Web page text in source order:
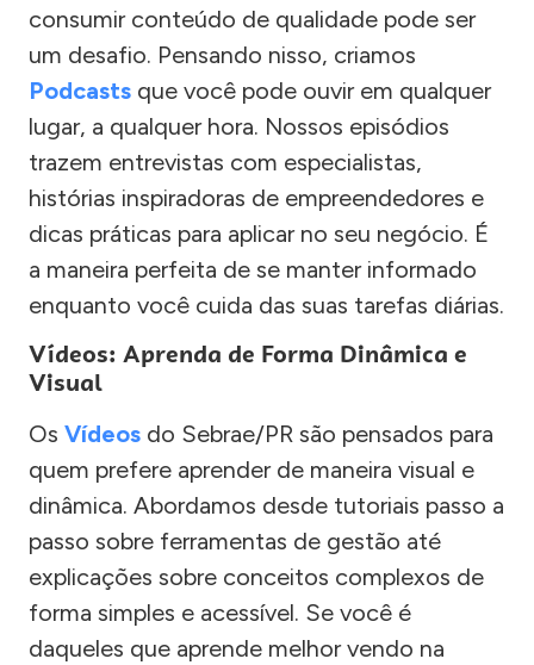
consumir conteúdo de qualidade pode ser
um desafio. Pensando nisso, criamos
Podcasts que você pode ouvir em qualquer
lugar, a qualquer hora. Nossos episódios
trazem entrevistas com especialistas,
histórias inspiradoras de empreendedores e
dicas práticas para aplicar no seu negócio. É
a maneira perfeita de se manter informado
enquanto você cuida das suas tarefas diárias.
Vídeos: Aprenda de Forma Dinâmica e
Visual
Os Vídeos do Sebrae/PR são pensados para
quem prefere aprender de maneira visual e
dinâmica. Abordamos desde tutoriais passo a
passo sobre ferramentas de gestão até
explicações sobre conceitos complexos de
forma simples e acessível. Se você é
daqueles que aprende melhor vendo na